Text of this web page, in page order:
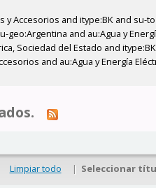
and itype:BK and su-
and au:Agua y
Sociedad del Estado and
and au:Agua y Energía
Limpiar todo | Seleccionar